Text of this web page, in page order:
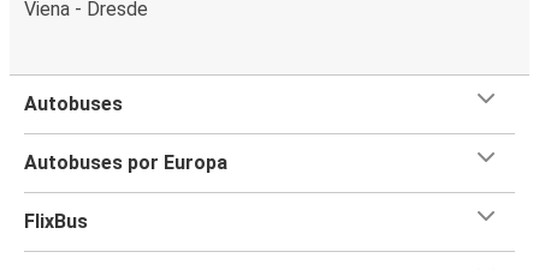
Viena - Dresde
Autobuses
Autobuses por Europa
FlixBus